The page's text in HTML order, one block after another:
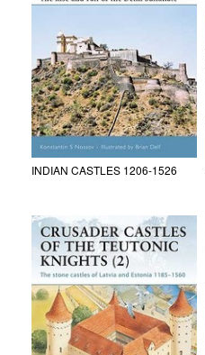
INDIAN CASTLES 1206-1526